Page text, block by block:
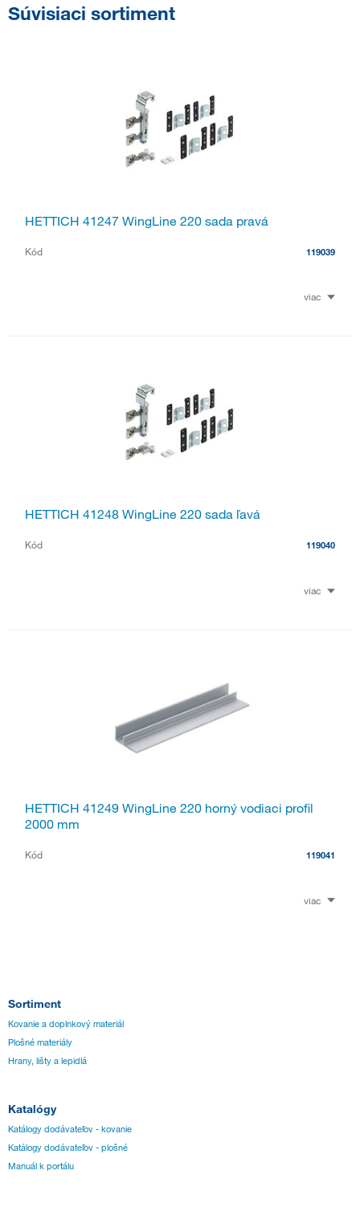
Súvisiaci sortiment
HETTICH 41247 WingLine 220 sada pravá
Kód 119039
viac
HETTICH 41248 WingLine 220 sada ľavá
Kód 119040
viac
HETTICH 41249 WingLine 220 horný vodiaci profil
2000 mm
Kód 119041
viac
Sortiment
Kovanie a doplnkový materiál
Plošné materiály
Hrany, lišty a lepidlá
Katalógy
Katálogy dodávateľov - kovanie
Katálogy dodávateľov - plošné
Manuál k portálu